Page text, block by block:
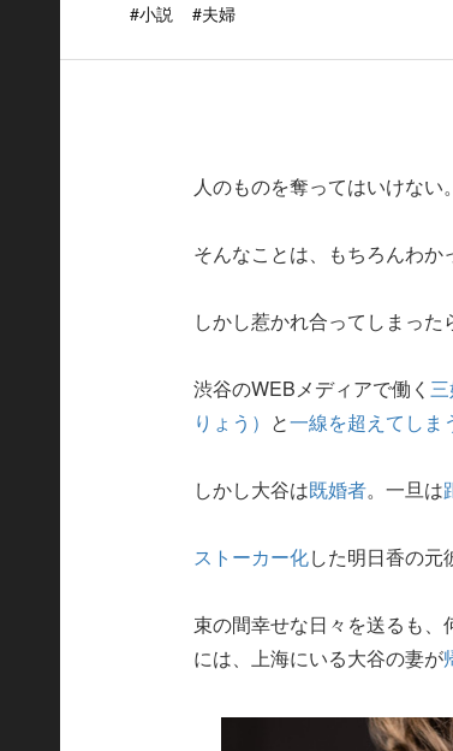
#小説 #夫婦
人のものを奪ってはいけない
そんなことは、もちろんわか
しかし惹かれ合ってしまった
渋谷のWEBメディアで働く
りょう） と一線を超えてしま
しかし大谷は既婚者。一旦は
ストーカー化した明日香の
束の間幸せな日々を送るも
には、上海にいる大谷の妻が